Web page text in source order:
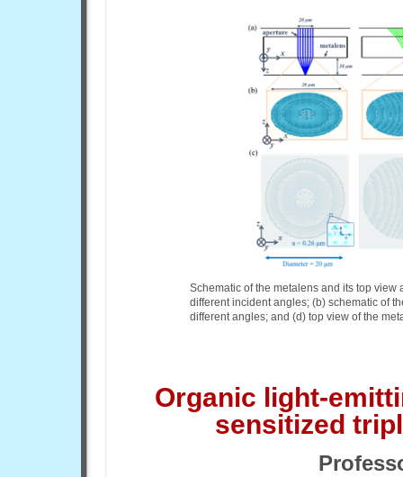
Schematic of the metalens and its top view
different incident angles; (b) schematic of
different angles; and (d) top view of the
Organic light-
sensitized